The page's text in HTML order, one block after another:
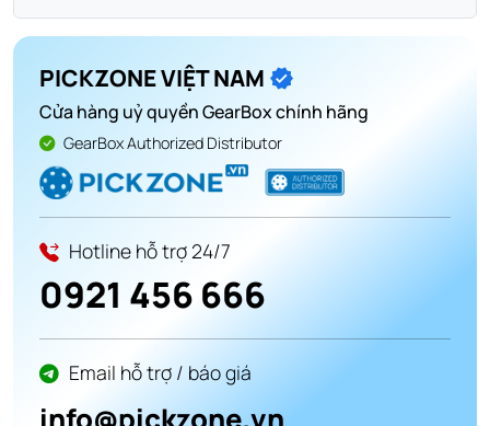
PICKZONE VIỆT NAM
Cửa hàng uỷ quyền GearBox chính hãng
GearBox Authorized Distributor
Hotline hỗ trợ 24/7
0921 456 666
Email hỗ trợ / báo giá